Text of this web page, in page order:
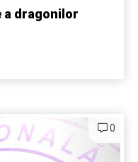
a dragonilor
0